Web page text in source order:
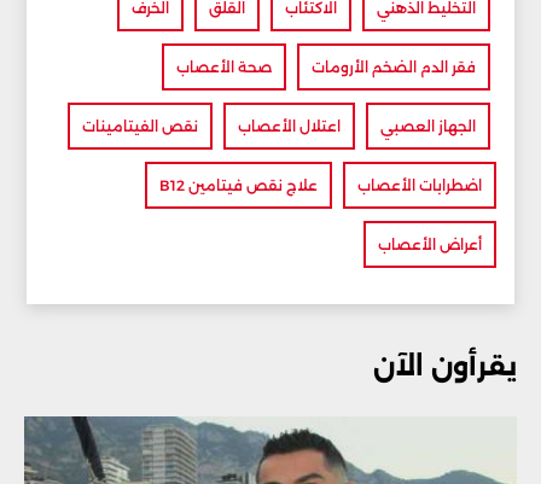
التخليط الذهني الاكتئاب القلق الخرف
فقر الدم الضخم الأرومات صحة الأعصاب
الجهاز العصبي اعتلال الأعصاب نقص الفيتامينات
اضطرابات الأعصاب علاج نقص فيتامين B12
أعراض الأعصاب
يقرأون الآن